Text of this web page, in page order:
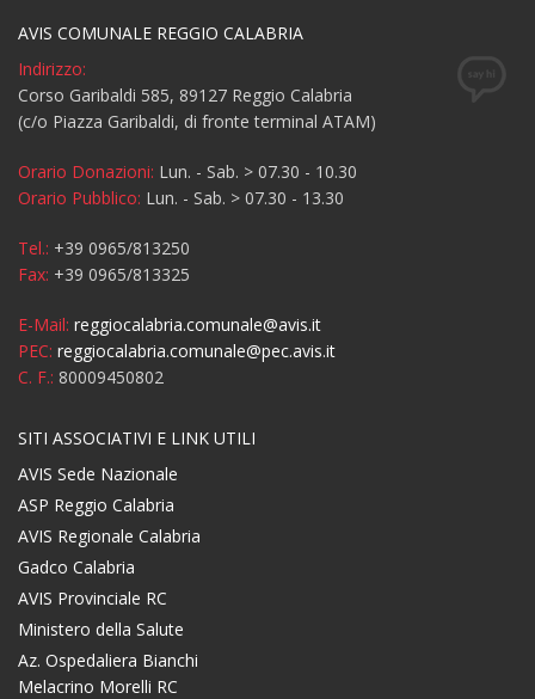
AVIS COMUNALE REGGIO CALABRIA
Indirizzo:
Corso Garibaldi 585, 89127 Reggio Calabria
(c/o Piazza Garibaldi, di fronte terminal ATAM)
Orario Donazioni: Lun. - Sab. > 07.30 - 10.30
Orario Pubblico: Lun. - Sab. > 07.30 - 13.30
Tel.: +39 0965/813250
Fax: +39 0965/813325
E-Mail: reggiocalabria.comunale@avis.it
PEC: reggiocalabria.comunale@pec.avis.it
C. F.: 80009450802
SITI ASSOCIATIVI E LINK UTILI
AVIS Sede Nazionale
ASP Reggio Calabria
AVIS Regionale Calabria
Gadco Calabria
AVIS Provinciale RC
Ministero della Salute
Az. Ospedaliera Bianchi
Melacrino Morelli RC